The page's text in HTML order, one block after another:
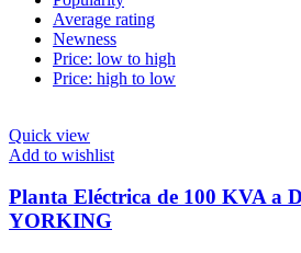
Average rating
Newness
Price: low to high
Price: high to low
Quick view
Add to wishlist
Planta Eléctrica de 100 KVA a
YORKING